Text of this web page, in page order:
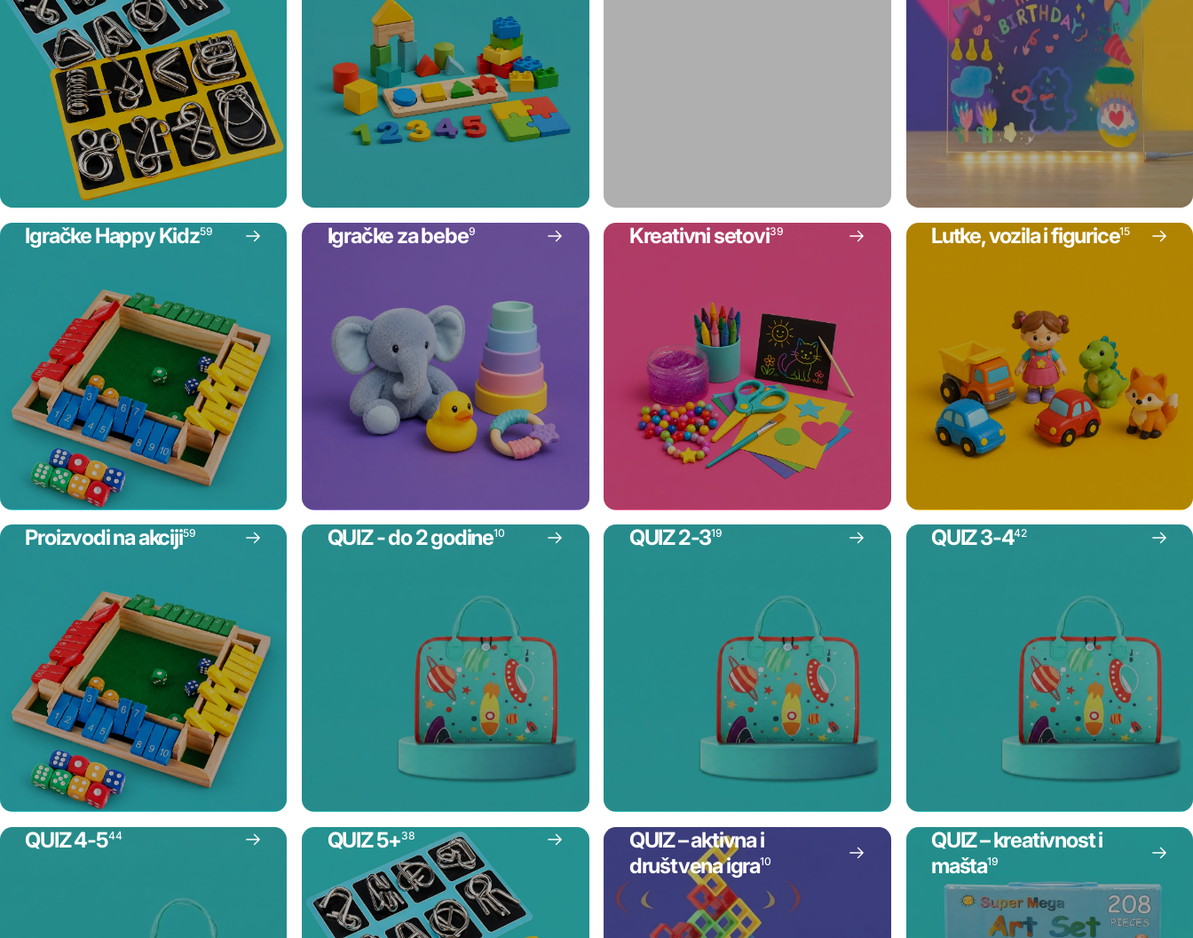
Igračke Happy Kidz59 Igračke za bebe9 Kreativni setovi39 Lutke, vozila i figurice15
Proizvodi na akciji59 QUIZ - do 2 godine10 QUIZ 2-319 QUIZ 3-442
QUIZ 4-544 QUIZ 5+38
QUIZ – aktivna i
društvena igra10
QUIZ – kreativnost i
mašta19